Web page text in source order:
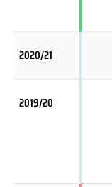
2020/21
2019/20